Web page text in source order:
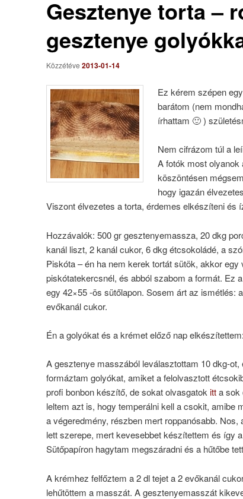
Gesztenye torta –
gesztenye
Közzétéve 2013-01-14
Ez kérem szépen
barátom (nem
írhattam 🙂 )
Nem cifrázom túl a
A fotók most
köszöntésen
hogy igazán
Viszont élvezetes a torta, érdemes elkészíteni és
Hozzávalók: 500 gr gesztenyemassza, 20 dkg
kanál liszt, 2 kanál cukor, 6 dkg étcsokoládé, a
Piskóta – én ha nem kerek tortát sütök, akkor
piskótatekercsnél, és abból szabom a formát. Ez
egy 42×55 -ös sütőlapon. Sosem árt az ismétlés:
evőkanál cukor.
Én a golyókat és a krémet előző nap elkészítettem:
A gesztenye masszából leválasztottam 10 dkg-
formáztam golyókat, amiket a felolvasztott
profi bonbon készítő, de sokat olvasgatokitta sok
leltem azt is, hogy temperálni kell a csokit, amibe
a végeredmény, részben mert roppanósabb.
lett szerepe, mert kevesebbet készítettem és így
Sütőpapíron hagytam megszáradni és a hűtőbe
A krémhez felfőztem a 2 dl tejet a 2 evőkanál
lehűtöttem a masszát. A gesztenyemasszát